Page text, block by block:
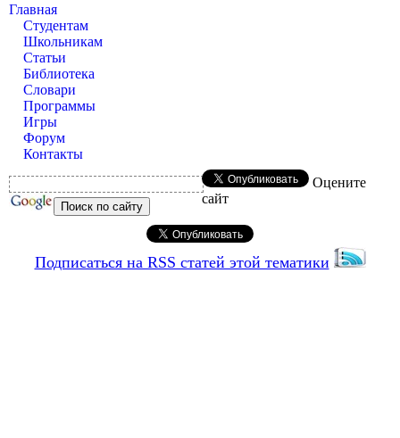
Главная
Студентам
Школьникам
Статьи
Библиотека
Словари
Программы
Игры
Форум
Контакты
Оцените
сайт
Подписаться на RSS статей этой тематики